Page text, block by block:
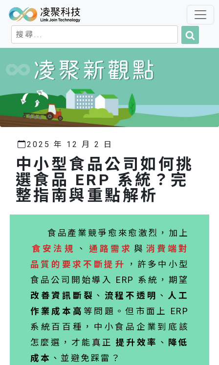
搜
關
鍵
尋
2025 年 12 月 2 日
中小型食品公司如何挑
選食品 ERP 系統？完
整指南與重點解析
食品產業競爭愈來愈激烈，加上
食安法規
、 通路需求 與 消費端對
品質的要求不斷提升
，許多中小型
食品公司開始導入 ERP 系統，期望
改善資訊斷裂 、 流程不透明 、 人工
作業成本高 等問題。但市面上 ERP
系統百百種，中小食品企業到底該
怎麼選，才能真正 提升效率 、
降低
成本 、並避免踩雷？